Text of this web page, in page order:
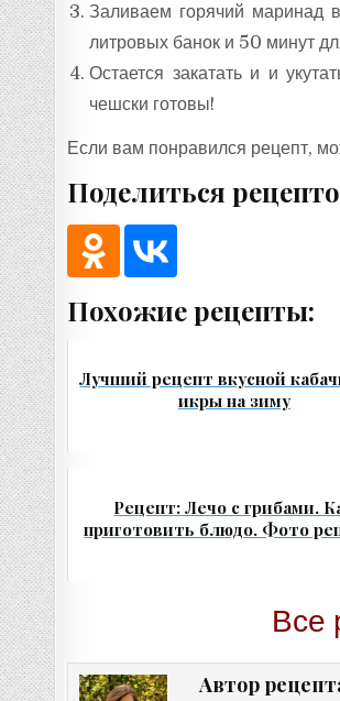
Заливаем горячий маринад
литровых банок и 50 минут
Остается закатать и и
чешски готовы!
Если вам понравился рецепт,
Поделиться
Похожие рецепты:
Лучший рецепт вкусной
икры на зиму
Рецепт: Лечо с грибами.
приготовить блюдо. Фото
Все
Автор